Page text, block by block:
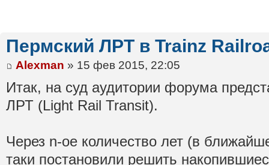
Пермский ЛРТ в Trainz
Alexman » 15 фев 2015, 22:05
Итак, на суд аудитории форума
ЛРТ (Light Rail Transit).
Через n-ое количество лет (в
таки постановили решить